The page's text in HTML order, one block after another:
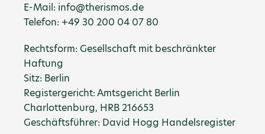
E-Mail: info@therismos.de
Telefon: +49 30 200 04 07 80
Rechtsform: Gesellschaft mit beschränkter
Haftung
Sitz: Berlin
Registergericht: Amtsgericht Berlin
Charlottenburg, HRB 216653
Geschäftsführer: David Hogg Handelsregister